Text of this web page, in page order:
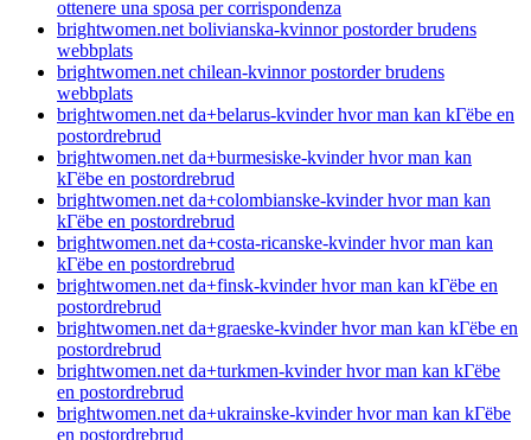
ottenere una sposa per corrispondenza
brightwomen.net bolivianska-kvinnor postorder brudens
webbplats
brightwomen.net chilean-kvinnor postorder brudens
webbplats
brightwomen.net da+belarus-kvinder hvor man kan kГёbe en
postordrebrud
brightwomen.net da+burmesiske-kvinder hvor man kan
kГёbe en postordrebrud
brightwomen.net da+colombianske-kvinder hvor man kan
kГёbe en postordrebrud
brightwomen.net da+costa-ricanske-kvinder hvor man kan
kГёbe en postordrebrud
brightwomen.net da+finsk-kvinder hvor man kan kГёbe en
postordrebrud
brightwomen.net da+graeske-kvinder hvor man kan kГёbe en
postordrebrud
brightwomen.net da+turkmen-kvinder hvor man kan kГёbe
en postordrebrud
brightwomen.net da+ukrainske-kvinder hvor man kan kГёbe
en postordrebrud